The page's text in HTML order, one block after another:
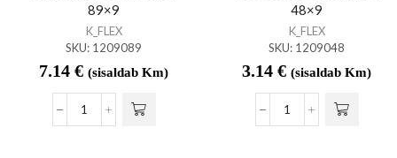
89×9
K_FLEX
SKU: 1209089
7.14 € (sisaldab Km)
48×9
K_FLEX
SKU: 1209048
3.14 € (sisaldab Km)